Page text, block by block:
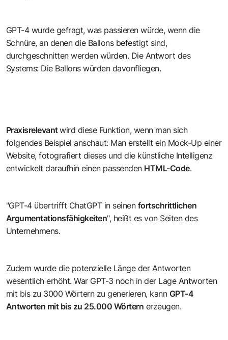
GPT-4 wurde gefragt, was passieren würde, wenn die
Schnüre, an denen die Ballons befestigt sind,
durchgeschnitten werden würden. Die Antwort des
Systems: Die Ballons würden davonfliegen.
Praxisrelevantwird diese Funktion, wenn man sich
folgendes Beispiel anschaut: Man erstellt ein Mock-Up einer
Website, fotografiert dieses und die künstliche Intelligenz
entwickelt daraufhin einen passenden HTML-Code.
"GPT-4 übertrifft ChatGPT in seinen fortschrittlichen
Argumentationsfähigkeiten", heißt es von Seiten des
Unternehmens.
Zudem wurde die potenzielle Länge der Antworten
wesentlich erhöht. War GPT-3 noch in der Lage Antworten
mit bis zu 3000 Wörtern zu generieren, kann GPT-4
Antworten mit bis zu 25.000 Wörtern erzeugen.